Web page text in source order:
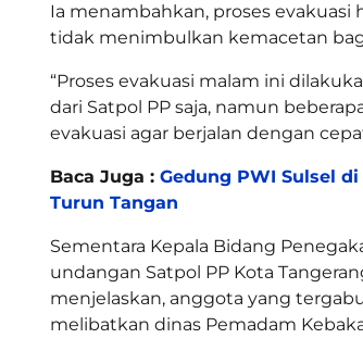
Ia menambahkan, proses evakuasi
tidak menimbulkan kemacetan
“Proses evakuasi malam ini
dari Satpol PP saja, namun
evakuasi agar berjalan dengan
Baca Juga : Gedung PWI Sulsel
Turun Tangan
Sementara Kepala Bidang
undangan Satpol PP Kota
menjelaskan, anggota yang
melibatkan dinas Pemadam